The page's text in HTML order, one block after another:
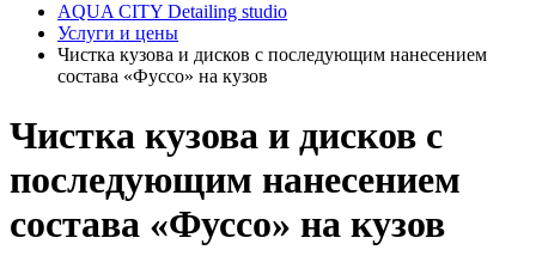
AQUA CITY Detailing studio
Услуги и цены
Чистка кузова и дисков с последующим нанесением
состава «Фуссо» на кузов
Чистка кузова и дисков с
последующим нанесением
состава «Фуссо» на кузов